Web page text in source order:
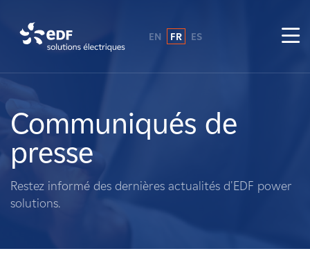
A propos de nous
Ce que nous faisons
Propriétaires fonciers
EN FR ES
Communiqués de
presse
Restez informé des dernières actualités d'EDF power
solutions.